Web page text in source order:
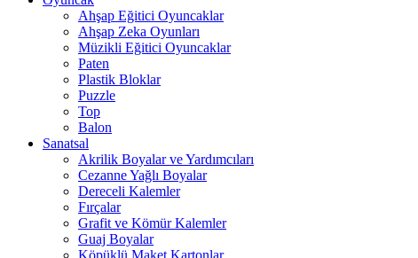
Ahşap Eğitici Oyuncaklar
Ahşap Zeka Oyunları
Müzikli Eğitici Oyuncaklar
Paten
Plastik Bloklar
Puzzle
Top
Balon
Sanatsal
Akrilik Boyalar ve Yardımcıları
Cezanne Yağlı Boyalar
Dereceli Kalemler
Fırçalar
Grafit ve Kömür Kalemler
Guaj Boyalar
Köpüklü Maket Kartonlar